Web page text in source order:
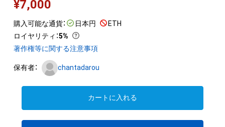
¥7,000
購入可能な通貨： 日本円
ETH
ロイヤリティ ：5%
著作権等に関する注意事項
保有者： chantadarou
カートに入れる